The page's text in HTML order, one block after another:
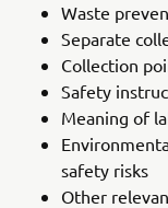
Waste
Separate
Collection
Safety
Meaning of
safety risks
Other